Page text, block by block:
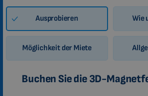
Ausprobieren Wie
Möglichkeit der Miete
Buchen Sie die 3D-